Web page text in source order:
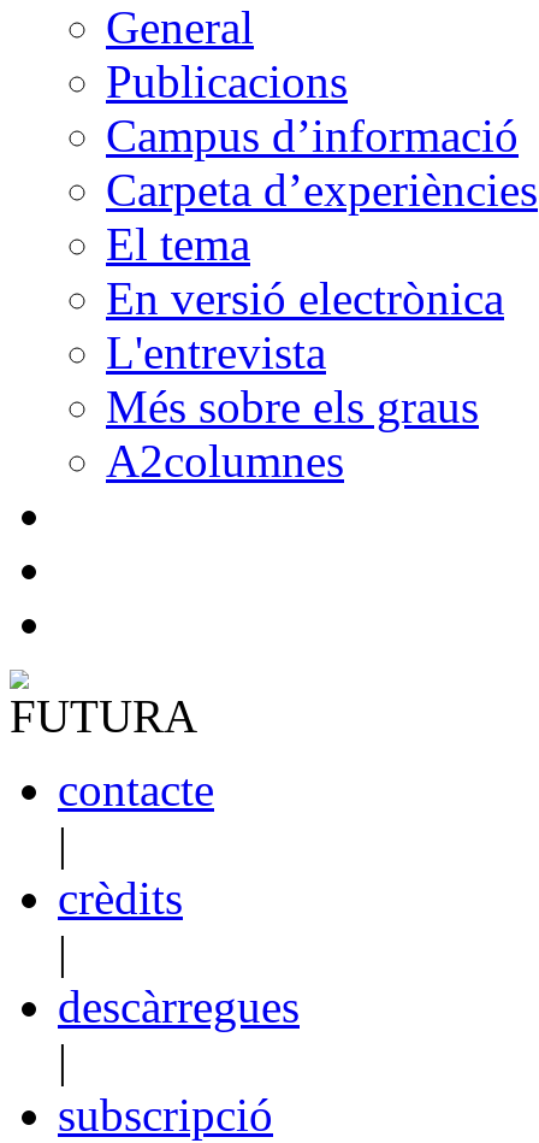
General
Publicacions
Campus d’informació
Carpeta d’experiències
El tema
En versió electrònica
L'entrevista
Més sobre els graus
A2columnes
contacte
|
crèdits
|
descàrregues
|
subscripció